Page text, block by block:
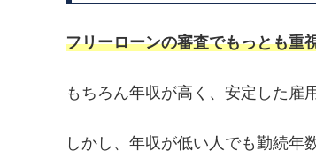
フリーローンの審査でもっとも重
もちろん年収が高く、安定した雇
しかし、年収が低い人でも勤続年